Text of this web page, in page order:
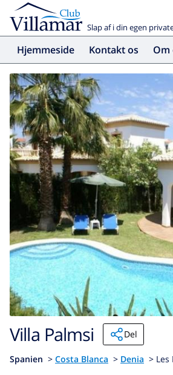
Slap af i din egen
Hjemmeside Kontakt os
Villa Palmsi Del
Spanien > Costa Blanca > Denia >